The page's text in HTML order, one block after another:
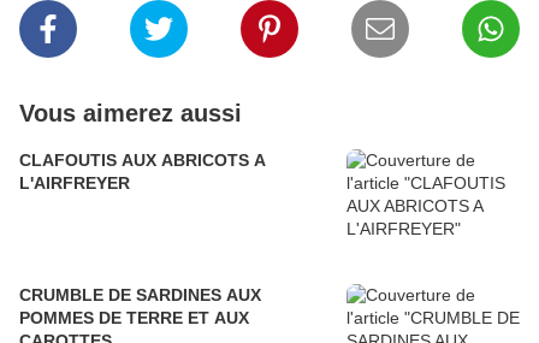
Vous aimerez aussi
CLAFOUTIS AUX ABRICOTS A
L'AIRFREYER
CRUMBLE DE SARDINES AUX
POMMES DE TERRE ET AUX